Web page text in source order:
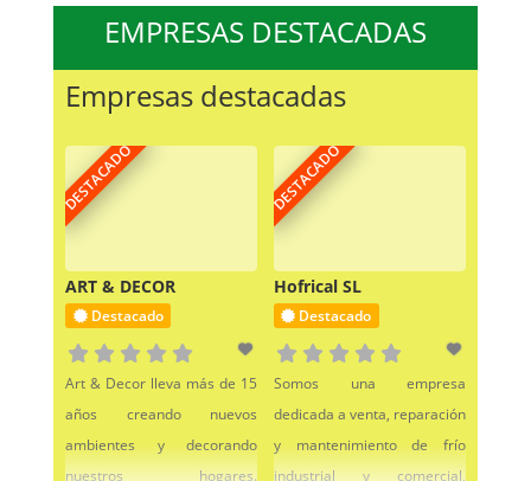
EMPRESAS DESTACADAS
Empresas destacadas
DESTACADO
ART & DECOR
Destacado
Art & Decor lleva más de 15
años creando nuevos
ambientes y decorando
nuestros hogares.
DESTACADO
Hofrical SL
Destacado
Somos una empresa
dedicada a venta, reparación
y mantenimiento de frío
industrial y comercial,